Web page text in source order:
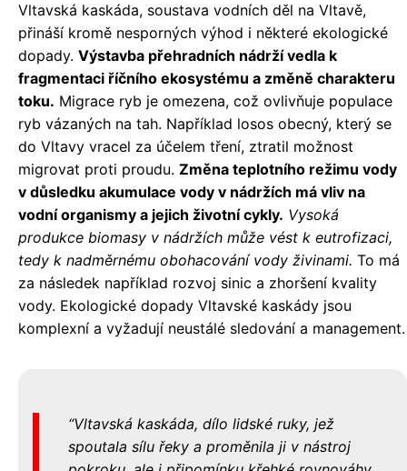
Vltavská kaskáda, soustava vodních děl na Vltavě,
přináší kromě nesporných výhod i některé ekologické
dopady. Výstavba přehradních nádrží vedla k
fragmentaci říčního ekosystému a změně charakteru
toku. Migrace ryb je omezena, což ovlivňuje populace
ryb vázaných na tah. Například losos obecný, který se
do Vltavy vracel za účelem tření, ztratil možnost
migrovat proti proudu. Změna teplotního režimu vody
v důsledku akumulace vody v nádržích má vliv na
vodní organismy a jejich životní cykly. Vysoká
produkce biomasy v nádržích může vést k eutrofizaci,
tedy k nadměrnému obohacování vody živinami. To má
za následek například rozvoj sinic a zhoršení kvality
vody. Ekologické dopady Vltavské kaskády jsou
komplexní a vyžadují neustálé sledování a management.
Vltavská kaskáda, dílo lidské ruky, jež
spoutala sílu řeky a proměnila ji v nástroj